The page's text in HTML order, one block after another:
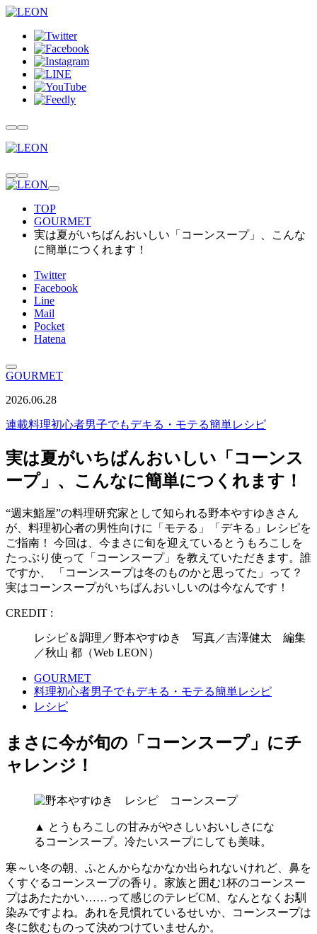
TOP
GOURMET
実は夏がいちばんおいしい「コーンスープ」、こんな
に簡単につくれます！
Twitter
Facebook
Line
Mail
Pocket
Hatena
GOURMET
2026.06.28
連載料理初心者男子でもデキる・モテる簡単レシピ
実は夏がいちばんおいしい「コーンス
ープ」、こんなに簡単につくれます！
“週末鮨屋”の料理研究家として知られる野本やすゆきさん
が、料理初心者の男性向けに「モテる」「デキる」レシピを
ご指南！ 今回は、今まさに旬を迎えているとうもろこしを
たっぷり使って「コーンスープ」を教えていただきます。誰
ですか、 「コーンスープは冬のものかと思ってた」って？
実はコーンスープがいちばんおいしいのは今なんです！
CREDIT :
レシピ＆調理／野本やすゆき 写真／吉澤健太 編集
／秋山 都（Web LEON）
GOURMET
料理初心者男子でもデキる・モテる簡単レシピ
レシピ
まさに今が旬の「コーンスープ」にチ
ャレンジ！
▲ とうもろこしの甘みがやさしいおいしさにな
るコーンスープ。冷たいスープにしても美味。
寒～い冬の朝、ふとんからなかなか出られないけれど、鼻を
くすぐるコーンスープの香り。家族と囲む1杯のコーンスー
プはあたたかい……って感じのテレビCM、なんとなくお馴
染みですよね。あれを見慣れているせいか、コーンスープは
冬に飲むものって決めつけていませんか。